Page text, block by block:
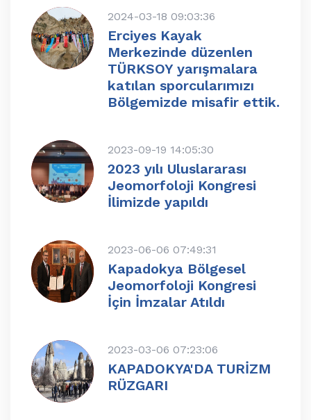
2024-03-18 09:03:36
Erciyes Kayak
Merkezinde düzenlen
TÜRKSOY yarışmalara
katılan sporcularımızı
Bölgemizde misafir ettik.
2023-09-19 14:05:30
2023 yılı Uluslararası
Jeomorfoloji Kongresi
İlimizde yapıldı
2023-06-06 07:49:31
Kapadokya Bölgesel
Jeomorfoloji Kongresi
İçin İmzalar Atıldı
2023-03-06 07:23:06
KAPADOKYA'DA TURİZM
RÜZGARI